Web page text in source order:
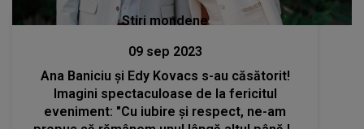
Stiri mondene
09 sep 2023
Ana Baniciu și Edy Kovacs s-au căsătorit!
Imagini spectaculoase de la fericitul
eveniment: "Cu iubire și respect, ne-am